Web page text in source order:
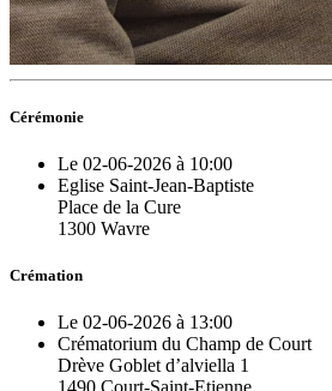
Cérémonie
Le 02-06-2026 à 10:00
Eglise Saint-Jean-Baptiste
Place de la Cure
1300 Wavre
Crémation
Le 02-06-2026 à 13:00
Crématorium du Champ de Court
Drève Goblet d’alviella 1